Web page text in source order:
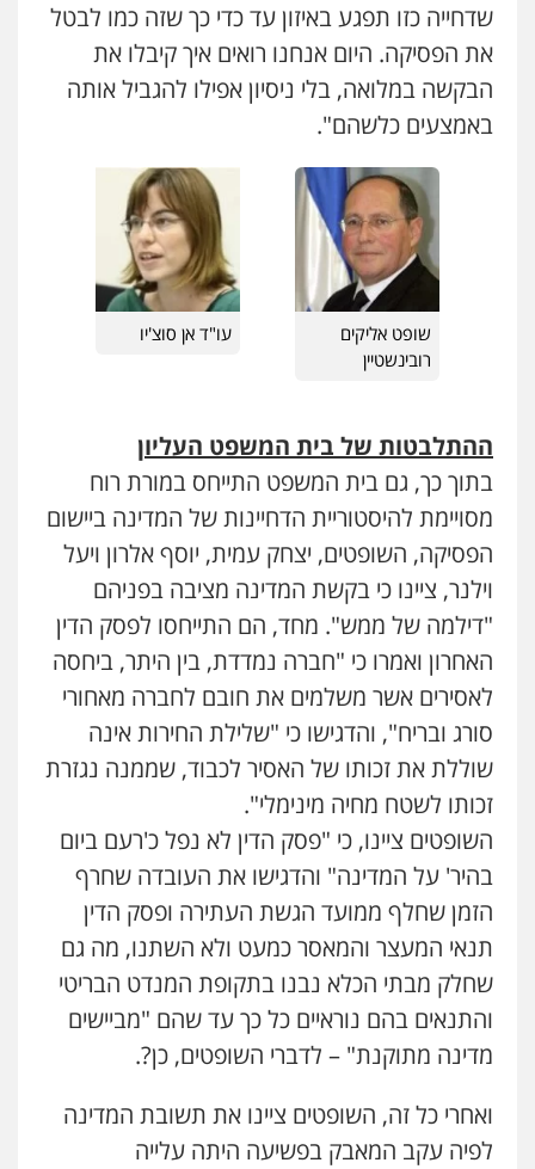
שדחייה כזו תפגע באיזון עד כדי כך שזה כמו לבטל
את הפסיקה. היום אנחנו רואים איך קיבלו את
הבקשה במלואה, בלי ניסיון אפילו להגביל אותה
באמצעים כלשהם".
שופט אליקים
רובינשטיין
עו"ד אן סוצ'יו
ההתלבטות של בית המשפט העליון
בתוך כך, גם בית המשפט התייחס במורת רוח
מסויימת להיסטוריית הדחיינות של המדינה ביישום
הפסיקה, השופטים, יצחק עמית, יוסף אלרון ויעל
וילנר, ציינו כי בקשת המדינה מציבה בפניהם
"דילמה של ממש". מחד, הם התייחסו לפסק הדין
האחרון ואמרו כי "חברה נמדדת, בין היתר, ביחסה
לאסירים אשר משלמים את חובם לחברה מאחורי
סורג ובריח", והדגישו כי "שלילת החירות אינה
שוללת את זכותו של האסיר לכבוד, שממנה נגזרת
זכותו לשטח מחיה מינימלי".
השופטים ציינו, כי "פסק הדין לא נפל כ'רעם ביום
בהיר' על המדינה" והדגישו את העובדה שחרף
הזמן שחלף ממועד הגשת העתירה ופסק הדין
תנאי המעצר והמאסר כמעט ולא השתנו, מה גם
שחלק מבתי הכלא נבנו בתקופת המנדט הבריטי
והתנאים בהם נוראיים כל כך עד שהם "מביישים
מדינה מתוקנת" – לדברי השופטים, כן?.
ואחרי כל זה, השופטים ציינו את תשובת המדינה
לפיה עקב המאבק בפשיעה היתה עלייה